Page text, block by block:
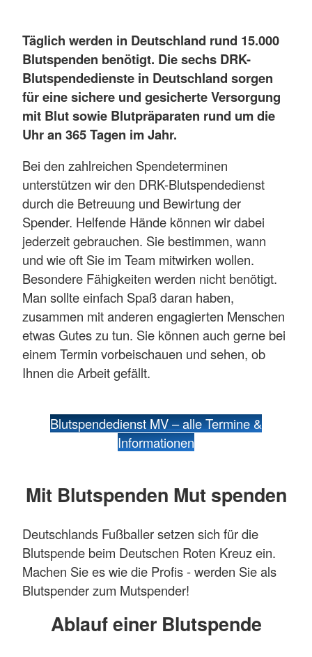
Täglich werden in Deutschland rund 15.000
Blutspenden benötigt. Die sechs DRK-
Blutspendedienste in Deutschland sorgen
für eine sichere und gesicherte Versorgung
mit Blut sowie Blutpräparaten rund um die
Uhr an 365 Tagen im Jahr.
Bei den zahlreichen Spendeterminen
unterstützen wir den DRK-Blutspendedienst
durch die Betreuung und Bewirtung der
Spender. Helfende Hände können wir dabei
jederzeit gebrauchen. Sie bestimmen, wann
und wie oft Sie im Team mitwirken wollen.
Besondere Fähigkeiten werden nicht benötigt.
Man sollte einfach Spaß daran haben,
zusammen mit anderen engagierten Menschen
etwas Gutes zu tun. Sie können auch gerne bei
einem Termin vorbeischauen und sehen, ob
Ihnen die Arbeit gefällt.
Blutspendedienst MV – alle Termine &
Informationen
Mit Blutspenden Mut spenden
Deutschlands Fußballer setzen sich für die
Blutspende beim Deutschen Roten Kreuz ein.
Machen Sie es wie die Profis - werden Sie als
Blutspender zum Mutspender!
Ablauf einer Blutspende